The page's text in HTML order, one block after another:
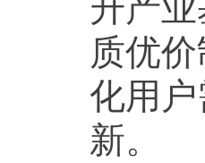
质优
化用
新。